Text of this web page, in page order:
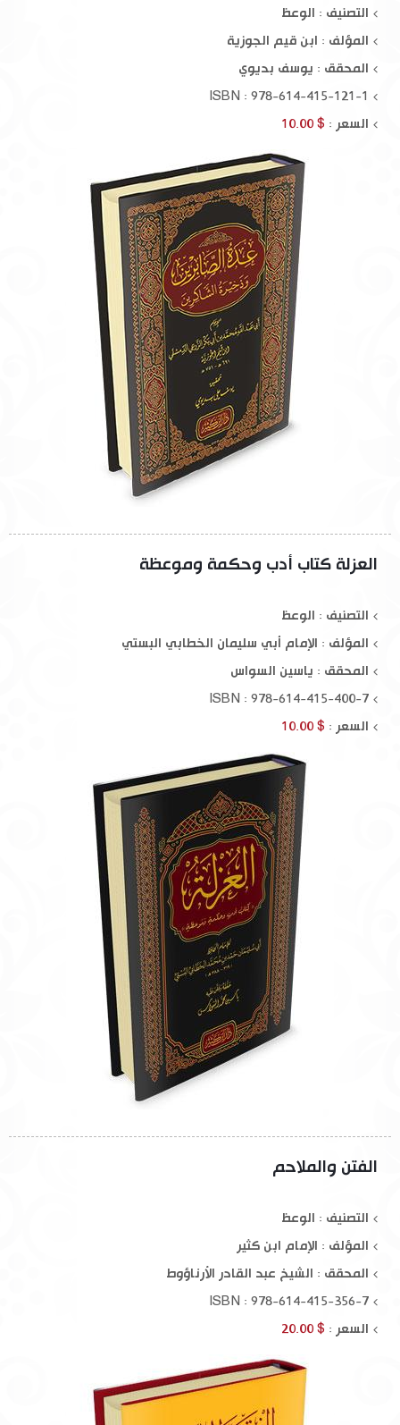
التصنيف : الوعظ
المؤلف : ابن قيم الجوزية
المحقق : يوسف بديوي
ISBN : 978-614-415-121-1
السعر : $ 10.00
العزلة كتاب أدب وحكمة وموعظة
التصنيف : الوعظ
المؤلف : الإمام أبي سليمان الخطابي البستي
المحقق : ياسين السواس
ISBN : 978-614-415-400-7
السعر : $ 10.00
الفتن والملاحم
التصنيف : الوعظ
المؤلف : الإمام ابن كثير
المحقق : الشيخ عبد القادر الأرناؤوط
ISBN : 978-614-415-356-7
السعر : $ 20.00